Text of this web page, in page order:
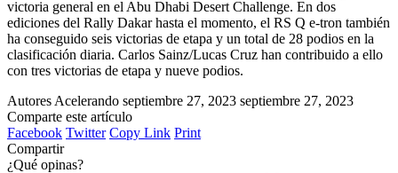
victoria general en el Abu Dhabi Desert Challenge. En dos
ediciones del Rally Dakar hasta el momento, el RS Q e-tron también
ha conseguido seis victorias de etapa y un total de 28 podios en la
clasificación diaria. Carlos Sainz/Lucas Cruz han contribuido a ello
con tres victorias de etapa y nueve podios.
Autores Acelerando septiembre 27, 2023 septiembre 27, 2023
Comparte este artículo
Facebook Twitter Copy Link Print
Compartir
¿Qué opinas?